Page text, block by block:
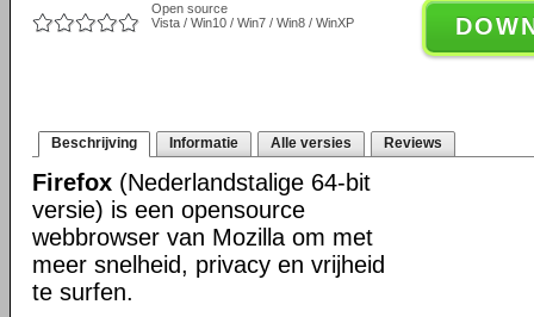
Open source
Vista / Win10 / Win7 / Win8 / WinXP
Beschrijving Informatie Alle versies Reviews
Firefox (Nederlandstalige 64-bit
versie) is een opensource
webbrowser van Mozilla om met
meer snelheid, privacy en vrijheid
te surfen.